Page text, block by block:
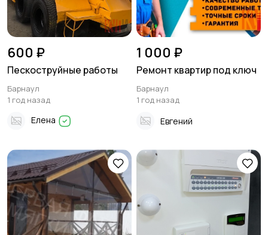
600 ₽
Пескоструйные работы
Барнаул
1 год назад
Елена
1 000 ₽
Ремонт квартир под ключ
Барнаул
1 год назад
Евгений